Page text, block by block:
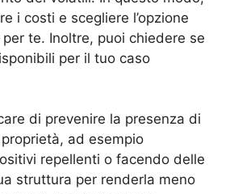
i costi e scegliere l’opzione
te. Inoltre, puoi chiedere se
per il tuo caso
di prevenire la presenza di
ad esempio
repellenti o facendo delle
struttura per renderla meno